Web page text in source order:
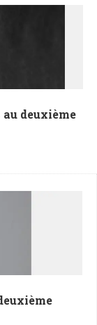
deuxième